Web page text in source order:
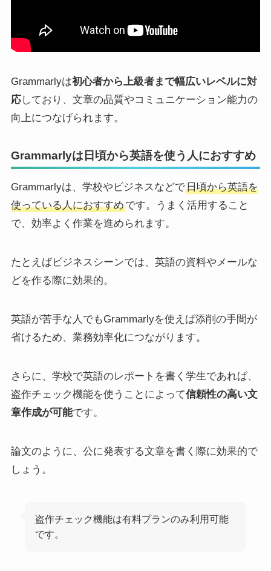
Grammarlyは初心者から上級者まで幅広いレベルに対
応しており、文章の品質やコミュニケーション能力の
向上につなげられます。
Grammarlyは日頃から英語を使う人におすすめ
Grammarlyは、学校やビジネスなどで日頃から英語を
使っている人におすすめです。うまく活用すること
で、効率よく作業を進められます。
たとえばビジネスシーンでは、英語の資料やメールな
どを作る際に効果的。
英語が苦手な人でもGrammarlyを使えば添削の手間が
省けるため、業務効率化につながります。
さらに、学校で英語のレポートを書く学生であれば、
盗作チェック機能を使うことによって信頼性の高い文
章作成が可能です。
論文のように、公に発表する文章を書く際に効果的で
しょう。
盗作チェック機能は有料プランのみ利用可能
です。